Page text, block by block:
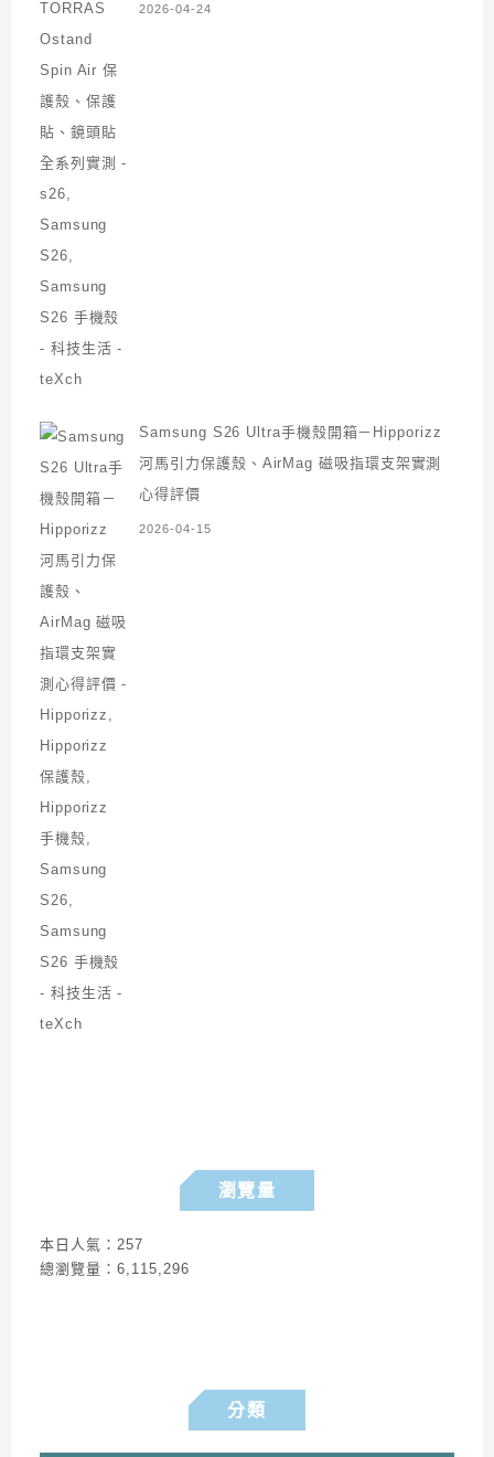
2026-04-24
Samsung S26 Ultra手機殼開箱－Hipporizz
河馬引力保護殼、AirMag 磁吸指環支架實測
心得評價
2026-04-15
瀏覽量
本日人氣：257
總瀏覽量：6,115,296
分類